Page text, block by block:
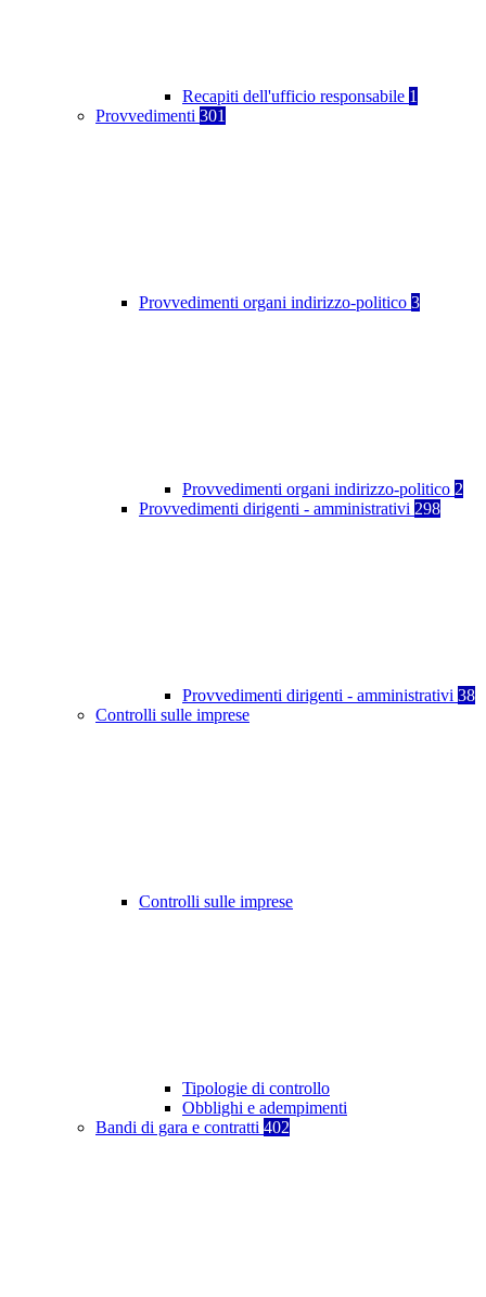
Recapiti dell'ufficio responsabile 1
Provvedimenti 301
Provvedimenti organi indirizzo-politico 3
Provvedimenti organi indirizzo-politico 2
Provvedimenti dirigenti - amministrativi 298
Provvedimenti dirigenti - amministrativi 38
Controlli sulle imprese
Controlli sulle imprese
Tipologie di controllo
Obblighi e adempimenti
Bandi di gara e contratti 402